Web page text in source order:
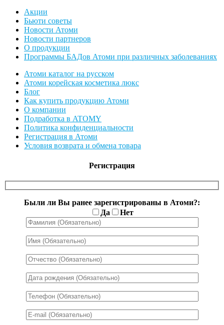
Акции
Бьюти советы
Новости Атоми
Новости партнеров
О продукции
Программы БАДов Атоми при различных заболеваниях
Атоми каталог на русском
Атоми корейская косметика люкс
Блог
Как купить продукцию Атоми
О компании
Подработка в ATOMY
Политика конфиденциальности
Регистрация в Атоми
Условия возврата и обмена товара
Регистрация
Были ли Вы ранее зарегистрированы в Атоми?:
Да
Нет